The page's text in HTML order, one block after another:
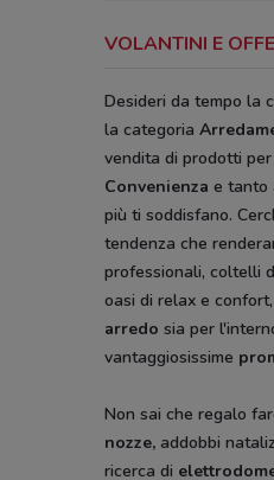
VOLANTINI E
Desideri da tempo la
la categoria
vendita di prodotti
Convenienza e tanto
più ti soddisfano.
tendenza che
professionali, coltelli
oasi di relax e
arredo sia per
vantaggiosissime
Non sai che regalo
nozze, addobbi
ricerca di